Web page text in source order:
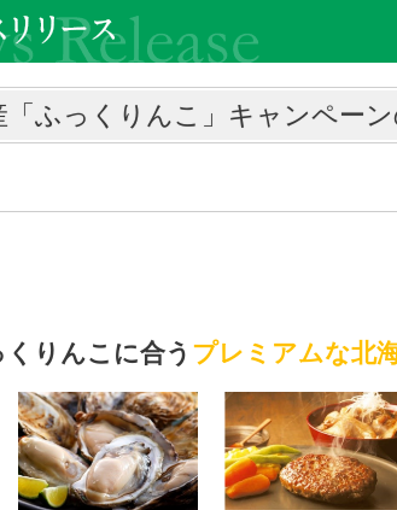
「ふっくりんこ」キャンペー
くりんこに合う プレミアムな北